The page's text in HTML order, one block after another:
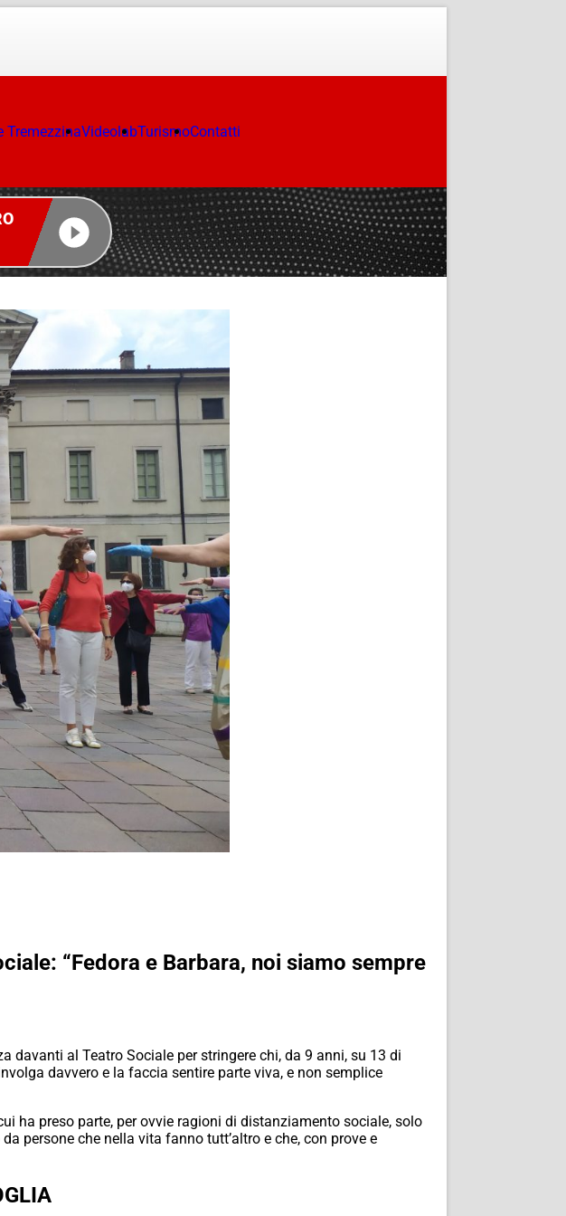
TremezzinaVideolabTurismoContatti
“Fedora e Barbara, noi siamo sempre
davanti al Teatro Sociale per stringere chi, da 9 anni, su 13 di
davvero e la faccia sentire parte viva, e non semplice
ha preso parte, per ovvie ragioni di distanziamento sociale, solo
persone che nella vita fanno tutt’altro e che, con prove e